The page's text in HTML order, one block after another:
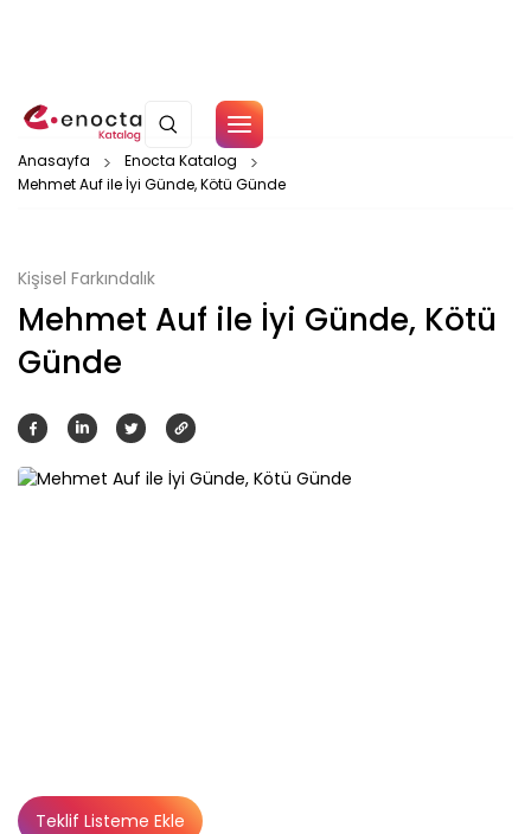
Çerez Politikamız
Anasayfa
Enocta Katalog
Mehmet Auf ile İyi Günde, Kötü Günde
Kişisel Farkındalık
Mehmet Auf ile İyi Günde, Kötü
Günde
Teklif Listeme Ekle